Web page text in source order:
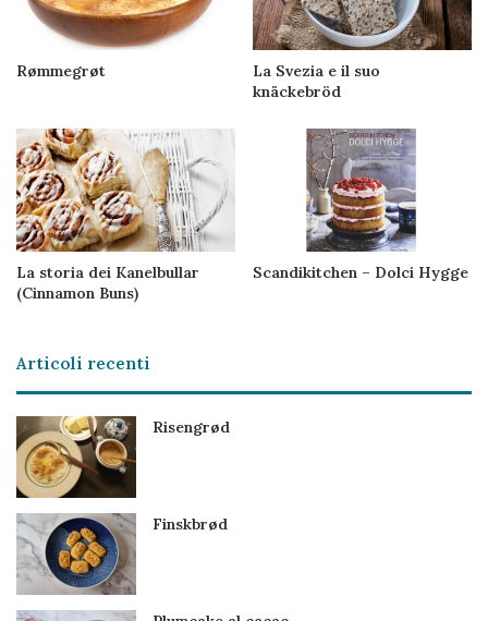
Rømmegrøt
La Svezia e il suo
knäckebröd
La storia dei Kanelbullar
(Cinnamon Buns)
Scandikitchen – Dolci Hygge
Articoli recenti
Risengrød
Finskbrød